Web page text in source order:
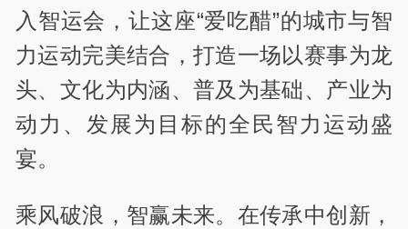
入智运会，让这座“爱吃醋”的城市与智
力运动完美结合，打造一场以赛事为龙
头、文化为内涵、普及为基础、产业为
动力、发展为目标的全民智力运动盛
宴。
乘风破浪，智赢未来。在传承中创新，